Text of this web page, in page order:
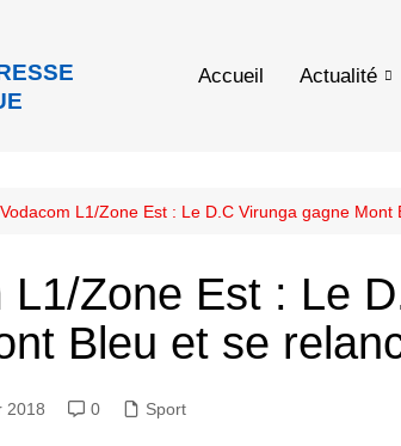
Accueil Actualité
Vodacom L1/Zone Est : Le D.C Virunga gagne Mont
L1/Zone Est : Le
Bleu et se
2018 0 Sport